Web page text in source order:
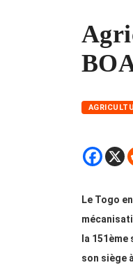
Le Togo
la
son siège